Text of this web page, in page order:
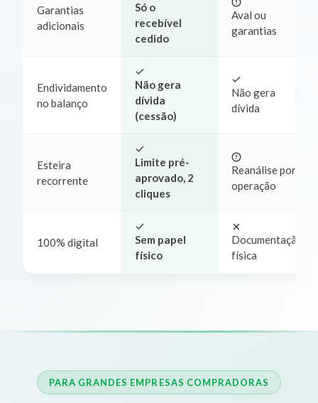
Garantias
adicionais
Só o
recebível
cedido
Aval ou
garantias
Endividamento
no balanço
Não gera
dívida
(cessão)
Não gera
dívida
Esteira
recorrente
Limite pré-
aprovado, 2
cliques
Reanálise por
operação
100% digital
Sem papel
físico
Documentação
física
PARA GRANDES EMPRESAS COMPRADORAS